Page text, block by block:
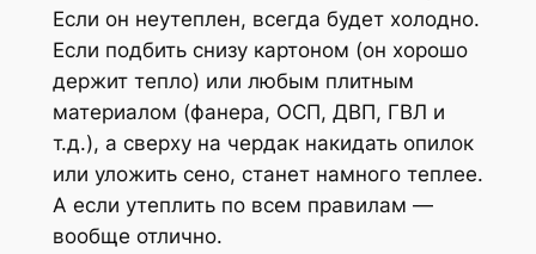
Если он неутеплен, всегда будет холодно.
Если подбить снизу картоном (он хорошо
держит тепло) или любым плитным
материалом (фанера, ОСП, ДВП, ГВЛ и
т.д.), а сверху на чердак накидать опилок
или уложить сено, станет намного теплее.
А если утеплить по всем правилам —
вообще отлично.